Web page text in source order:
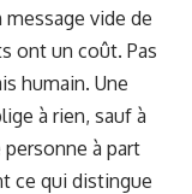
message vide de
ont un coût. Pas
humain. Une
à rien, sauf à
à part
ce qui distingue